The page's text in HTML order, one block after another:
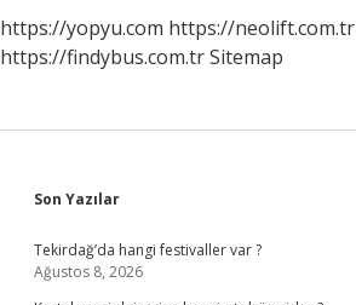
https://yopyu.com https://neolift.com.tr
https://findybus.com.trSitemap
Sidebar
Son Yazılar
Tekirdağ’da hangi festivaller var ?
Ağustos 8, 2026